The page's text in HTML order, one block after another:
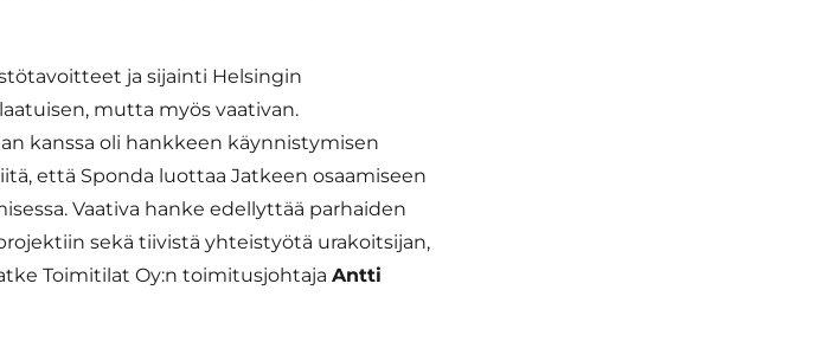
ja sijainti Helsingin
mutta myös vaativan.
kanssa oli hankkeen käynnistymisen
että Sponda luottaa Jatkeen osaamiseen
Vaativa hanke edellyttää parhaiden
sekä tiivistä yhteistyötä urakoitsijan,
Toimitilat Oy:n toimitusjohtaja Antti